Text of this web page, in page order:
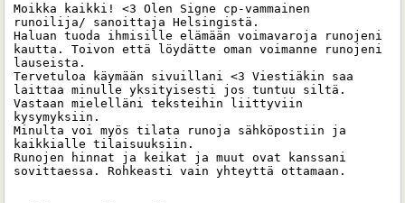
Moikka kaikki! <3 Olen Signe cp-vammainen
runoilija/ sanoittaja Helsingistä.
Haluan tuoda ihmisille elämään voimavaroja runojeni
kautta. Toivon että löydätte oman voimanne runojeni
lauseista.
Tervetuloa käymään sivuillani <3 Viestiäkin saa
laittaa minulle yksityisesti jos tuntuu siltä.
Vastaan mielelläni teksteihin liittyviin
kysymyksiin.
Minulta voi myös tilata runoja sähköpostiin ja
kaikkialle tilaisuuksiin.
Runojen hinnat ja keikat ja muut ovat kanssani
sovittaessa. Rohkeasti vain yhteyttä ottamaan.